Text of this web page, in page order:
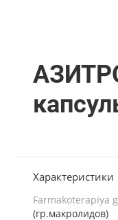
Характеристики
Farmakoterapiya
(гр.макролидов)